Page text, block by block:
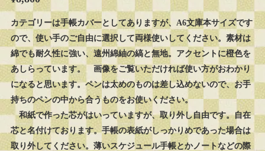
カテゴリーは手帳カバーとしてありますが、A6文庫本サイズです
ので、使い手のご自由に選択して両様使いしてください。素材は
綿でも耐久性に強い、遠州綿紬の縞と無地。アクセントに橙色を
あしらっています。 画像をご覧いただければ使い方がおわかり
になると思います。ペンは太めのものは差し込めないので、お手
持ちのペンの中から合うものをお使いください。
和紙で作った芯がはいっていますが、取り外し自由です。自在
芯と名付けております。手帳の表紙がしっかりめであった場合は
取り外してください。薄いスケジュール手帳とかノートなどの際